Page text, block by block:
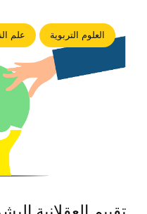
العلوم التربوية علم